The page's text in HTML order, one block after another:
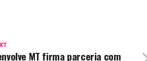
MT firma parceria com